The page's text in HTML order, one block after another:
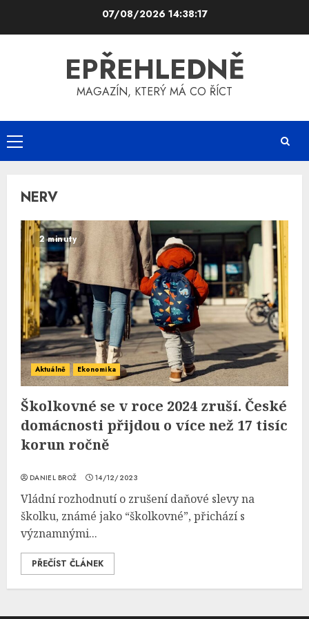
07/08/2026 14:38:17
EPŘEHLEDNĚ
MAGAZÍN, KTERÝ MÁ CO ŘÍCT
Primary
Menu
NERV
2 minuty
Aktuálně Ekonomika
Školkovné se v roce 2024 zruší. České
domácnosti přijdou o více než 17 tisíc
korun ročně
DANIEL BROŽ 14/12/2023
Vládní rozhodnutí o zrušení daňové slevy na
školku, známé jako “školkovné”, přichází s
významnými...
PŘEČÍST ČLÁNEK